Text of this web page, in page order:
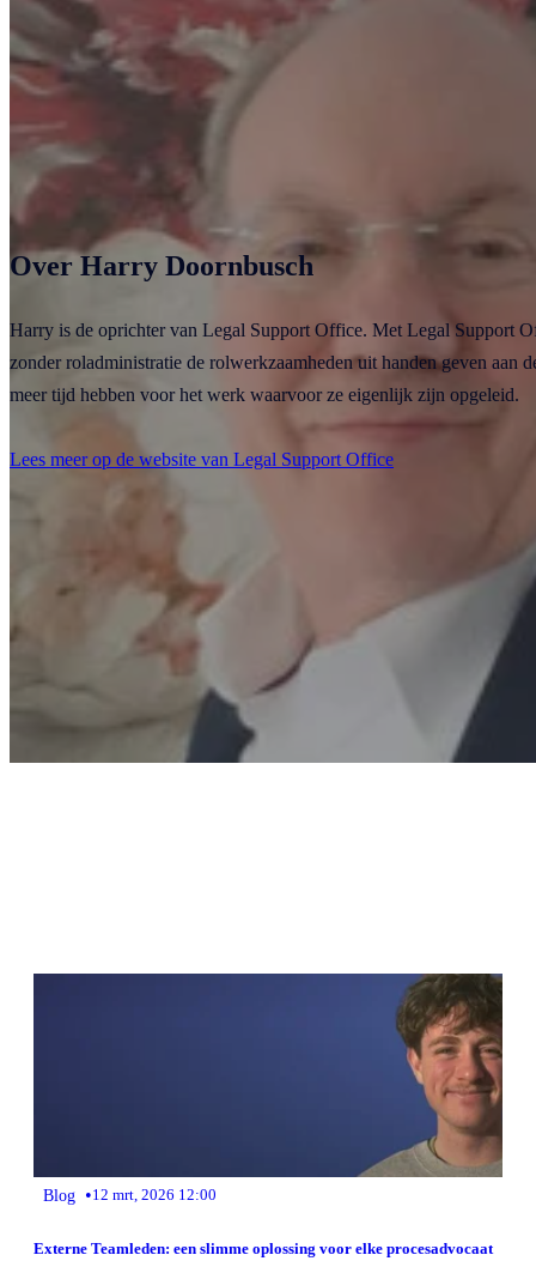
Over Harry Doornbusch
Harry is de oprichter van Legal Support Office. Met Legal Support
zonder roladministratie de rolwerkzaamheden uit handen geven aan
meer tijd hebben voor het werk waarvoor ze eigenlijk zijn opgeleid.
Lees meer op de website van Legal Support Office
Blog •12 mrt, 2026 12:00
Externe Teamleden: een slimme oplossing voor elke procesadvocaat